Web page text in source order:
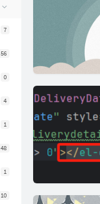
7
56
0
4
1
48
1
10